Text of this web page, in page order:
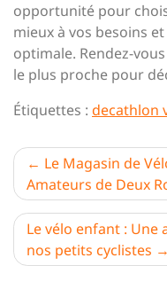
opportunité pour
mieux à vos besoins
optimale. Rendez-
le plus proche pour
Étiquettes : decathlon
de
l’article
Le Magasin de
Amateurs de Deux
Le vélo enfant :
nos petits cyclistes